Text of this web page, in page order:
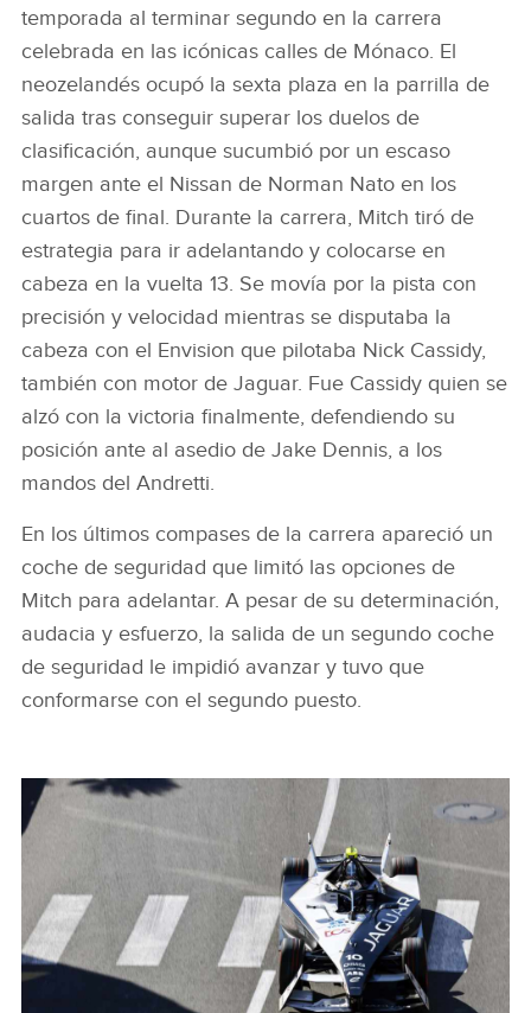
temporada al terminar segundo en la carrera
celebrada en las icónicas calles de Mónaco. El
neozelandés ocupó la sexta plaza en la parrilla de
salida tras conseguir superar los duelos de
clasificación, aunque sucumbió por un escaso
margen ante el Nissan de Norman Nato en los
cuartos de final. Durante la carrera, Mitch tiró de
estrategia para ir adelantando y colocarse en
cabeza en la vuelta 13. Se movía por la pista con
precisión y velocidad mientras se disputaba la
cabeza con el Envision que pilotaba Nick Cassidy,
también con motor de Jaguar. Fue Cassidy quien se
alzó con la victoria finalmente, defendiendo su
posición ante al asedio de Jake Dennis, a los
mandos del Andretti.
En los últimos compases de la carrera apareció un
coche de seguridad que limitó las opciones de
Mitch para adelantar. A pesar de su determinación,
audacia y esfuerzo, la salida de un segundo coche
de seguridad le impidió avanzar y tuvo que
conformarse con el segundo puesto.